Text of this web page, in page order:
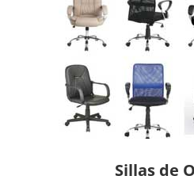
Sillas de